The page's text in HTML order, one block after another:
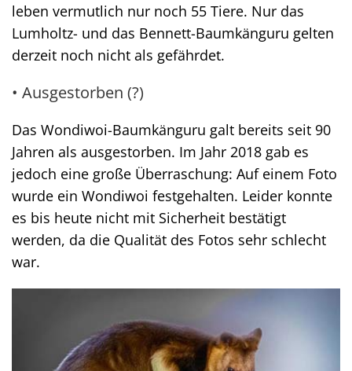
leben vermutlich nur noch 55 Tiere. Nur das
Lumholtz- und das Bennett-Baumkänguru gelten
derzeit noch nicht als gefährdet.
• Ausgestorben (?)
Das Wondiwoi-Baumkänguru galt bereits seit 90
Jahren als ausgestorben. Im Jahr 2018 gab es
jedoch eine große Überraschung: Auf einem Foto
wurde ein Wondiwoi festgehalten. Leider konnte
es bis heute nicht mit Sicherheit bestätigt
werden, da die Qualität des Fotos sehr schlecht
war.